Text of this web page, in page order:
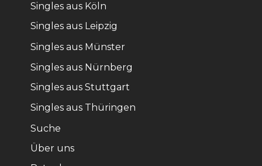
Singles aus Köln
Singles aus Leipzig
Singles aus Münster
Singles aus Nürnberg
Singles aus Stuttgart
Singles aus Thüringen
Suche
Über uns